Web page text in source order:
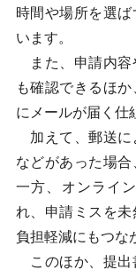
時間や場所を選
います。
また、申請内容
も確認できるほ
にメールが届く仕
加えて、郵送に
などがあった場
一方、オンライ
れ、申請ミスを
負担軽減にもつな
このほか、提出